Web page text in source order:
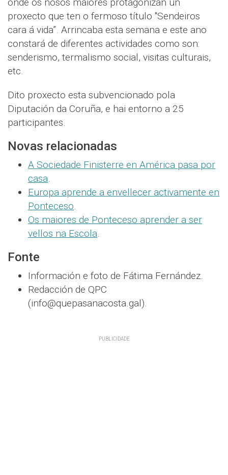
onde os nosos maiores protagonizan un
proxecto que ten o fermoso título "Sendeiros
cara á vida”. Arrincaba esta semana e este ano
constará de diferentes actividades como son:
senderismo, termalismo social, visitas culturais,
etc.
Dito proxecto esta subvencionado pola
Diputación da Coruña, e hai entorno a 25
participantes.
Novas relacionadas
A Sociedade Finisterre en América pasa por
casa.
Europa aprende a envellecer activamente en
Ponteceso.
Os maiores de Ponteceso aprender a ser
vellos na Escola.
Fonte
Información e foto de Fátima Fernández.
Redacción de QPC
(info@quepasanacosta.gal).